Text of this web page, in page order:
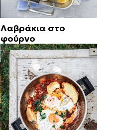
Λαβράκια στο
φούρνο